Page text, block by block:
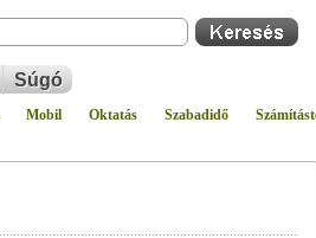
Súgó
Mobil Oktatás Szabadidő